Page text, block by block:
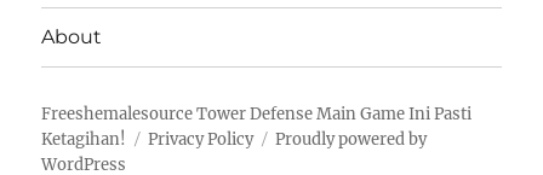
About
Freeshemalesource Tower Defense Main Game Ini Pasti
Ketagihan!
Privacy Policy
Proudly powered by
WordPress